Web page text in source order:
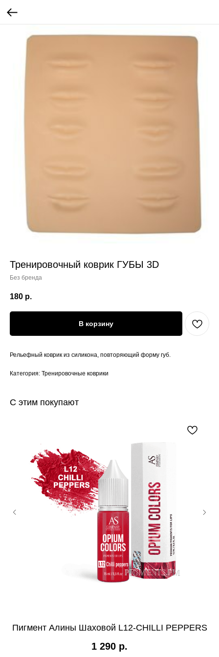
Тренировочный коврик ГУБЫ 3D
Без бренда
180 р.
В корзину
Рельефный коврик из силикона, повторяющий форму губ.
Категория: Тренировочные коврики
С этим покупают
Пигмент Алины Шаховой L12-CHILLI PEPPERS
1 290 р.